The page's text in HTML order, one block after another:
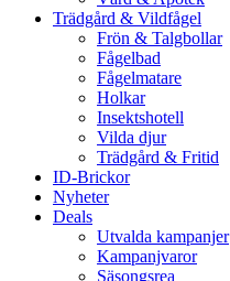
Trädgård & Vildfågel
Frön & Talgbollar
Fågelbad
Fågelmatare
Holkar
Insektshotell
Vilda djur
Trädgård & Fritid
ID-Brickor
Nyheter
Deals
Utvalda kampanjer
Kampanjvaror
Säsongsrea